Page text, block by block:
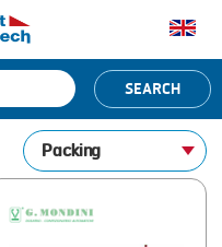
SEARCH
Packing